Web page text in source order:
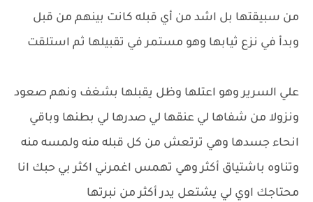
من سبيقتها بل اشد من أي قبله كانت بينهم من قبل
وبدأ في نزع ثيابها وهو مستمر في تقبيلها ثم استلقت
علي السرير وهو اعتلها وظل يقبلها بشغف ونهم صعود
ونزولا من شفاها لي عنقها لي صدرها لي بطنها وباقي
انحاء جسدها وهي ترتعش من كل قبله منه ولمسه منه
وتناوه باشتياق أكثر وهي تهمس اغمرني اكثر بي حبك انا
محتاجك اوي لي يشتعل يدر أكثر من نبرتها